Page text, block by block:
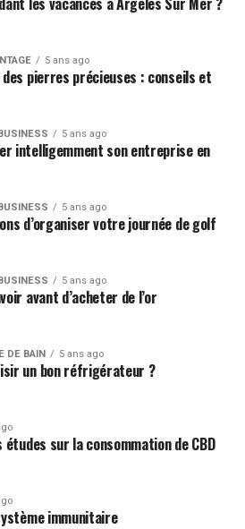
5 ans ago
des pierres précieuses : conseils et
5 ans ago
intelligemment son entreprise en
5 ans ago
d’organiser votre journée de golf
5 ans ago
avant d’acheter de l’or
DE BAIN 5 ans ago
un bon réfrigérateur ?
études sur la consommation de CBD
immunitaire